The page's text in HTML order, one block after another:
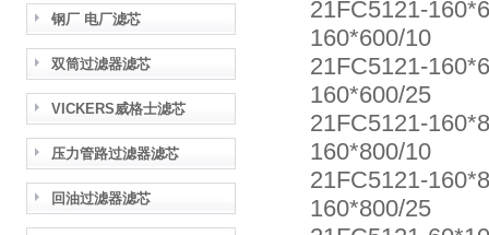
钢厂 电厂滤芯
双筒过滤器滤芯
VICKERS威格士滤芯
压力管路过滤器滤芯
回油过滤器滤芯
21FC5121-
160*600/10
21FC5121-
160*600/25
21FC5121-
160*800/10
21FC5121-
160*800/25